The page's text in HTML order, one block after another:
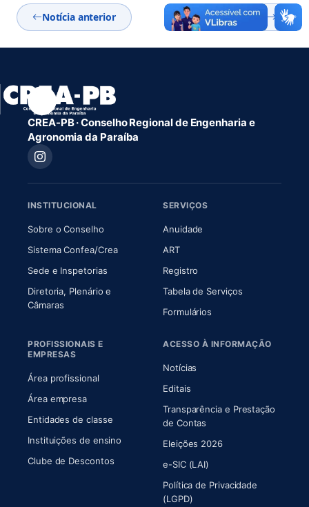
Notícia anterior Próxima notícia
CREA-PB · Conselho Regional de Engenharia e
Agronomia da Paraíba
INSTITUCIONAL
Sobre o Conselho(abre em nova aba)
Sistema Confea/Crea(abre em nova aba)
Sede e Inspetorias
Diretoria, Plenário e
Câmaras(abre em nova aba)
SERVIÇOS
Anuidade
ART(abre em nova aba)
Registro
Tabela de Serviços
Formulários
PROFISSIONAIS E
EMPRESAS
Área profissional
Área empresa
Entidades de classe
Instituições de ensino
Clube de Descontos
ACESSO À INFORMAÇÃO
Notícias
Editais
Transparência e Prestação
de Contas
Eleições 2026
e-SIC (LAI)
Política de Privacidade
(LGPD)